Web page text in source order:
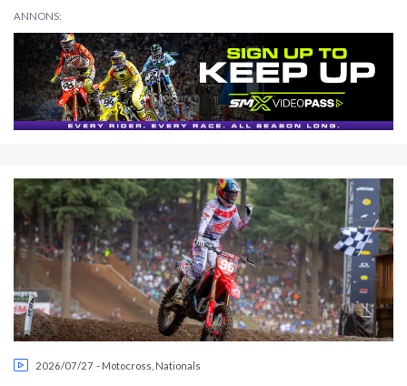
ANNONS:
2026/07/27 - Motocross Nationals